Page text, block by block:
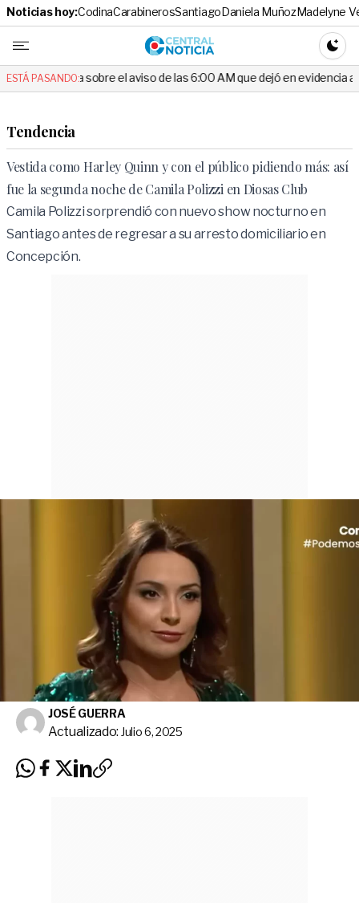
Noticias hoy:CodinaCarabinerosSantiagoDaniela MuñozMadelyne
Central
ESTÁ PASANDO:
el aviso de las 6:00 AM que dejó en evidencia al Delegado
Tendencia
Vestida como Harley Quinn y con el público pidiendo más: así
fue la segunda noche de Camila Polizzi en Diosas Club
Camila Polizzi sorprendió con nuevo show nocturno en
Santiago antes de regresar a su arresto domiciliario en
Concepción.
JOSÉ GUERRA
Actualizado: Julio 6, 2025